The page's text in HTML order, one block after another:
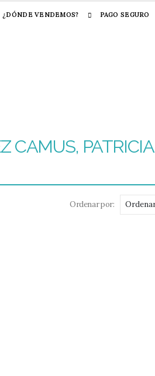
¿DÓNDE VENDEMOS? PAGO SEGURO
CAMUS, PATRICIA
Ordenar por: